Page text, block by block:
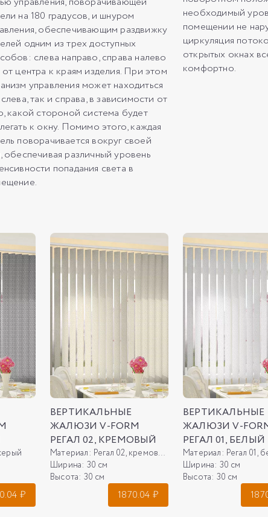
на 180 градусов, и шнуром
обеспечивающим раздвижку
одним из трех доступных
слева направо, справа налево
центра к краям изделия. При этом
управления может находиться
так и справа, в зависимости от
какой стороной система будет
к окну. Помимо этого, каждая
поворачивается вокруг своей
обеспечивая различный уровень
попадания света в
необходимый
помещении не
циркуляция
открытых окнах
комфортно.
₽
ВЕРТИКАЛЬНЫЕ
ЖАЛЮЗИ V-FORM
РЕГАЛ 02, КРЕМОВЫЙ
Материал: Регал 02, кремовый
Ширина: 30 см
Высота: 30 см
1870.04 ₽
ВЕРТИКАЛЬНЫЕ
ЖАЛЮЗИ V-
РЕГАЛ 01, БЕЛЫЙ
Материал: Регал 01,
Ширина: 30 см
Высота: 30 см